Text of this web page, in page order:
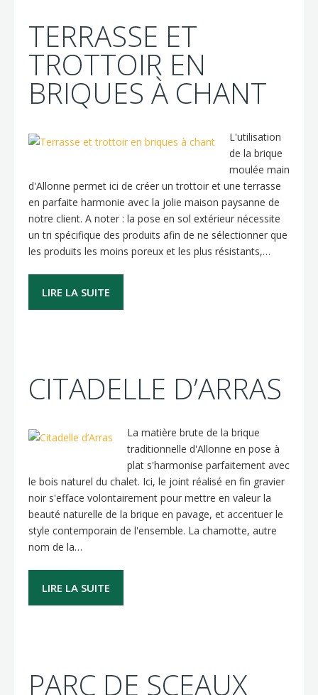
TERRASSE ET
TROTTOIR EN
BRIQUES À CHANT
L'utilisation
de la brique
moulée main
d'Allonne permet ici de créer un trottoir et une terrasse
en parfaite harmonie avec la jolie maison paysanne de
notre client. A noter : la pose en sol extérieur nécessite
un tri spécifique des produits afin de ne sélectionner que
les produits les moins poreux et les plus résistants,…
LIRE LA SUITE
CITADELLE D’ARRAS
La matière brute de la brique
traditionnelle d'Allonne en pose à
plat s'harmonise parfaitement avec
le bois naturel du chalet. Ici, le joint réalisé en fin gravier
noir s'efface volontairement pour mettre en valeur la
beauté naturelle de la brique en pavage, et accentuer le
style contemporain de l'ensemble. La chamotte, autre
nom de la…
LIRE LA SUITE
PARC DE SCEAUX